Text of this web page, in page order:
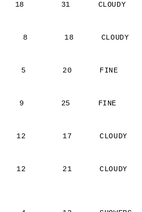
18        31      CLOUDY
8        18      CLOUDY
5        20      FINE
9        25      FINE
12        17      CLOUDY
12        21      CLOUDY